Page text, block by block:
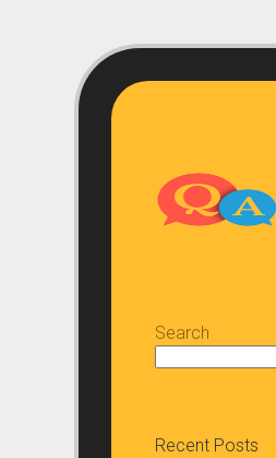
Search
Recent Posts